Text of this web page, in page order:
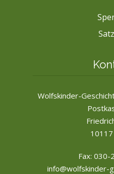
Wolfskinder-
Fax: 030-
info@wolfskinder-